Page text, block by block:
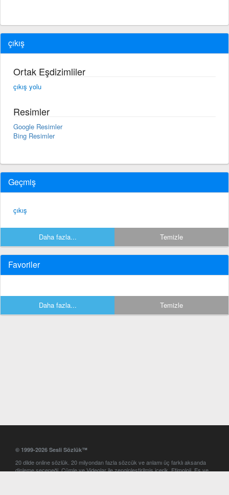
çıkış
Ortak Eşdizimliler
çıkış yolu
Resimler
Google Resimler
Bing Resimler
Geçmiş
çıkış
Daha fazla... Temizle
Favoriler
Daha fazla... Temizle
© 1999-2026 Sesli Sözlük™
20 dilde online sözlük. 20 milyondan fazla sözcük ve anlamı üç farklı aksanda
dinleme seçeneği. Cümle ve Videolar ile zenginleştirilmiş içerik. Etimoloji, Eş ve